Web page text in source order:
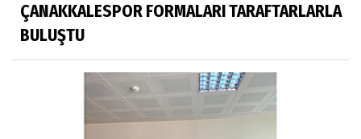
ÇANAKKALESPOR FORMALARI TARAFTARLARLA
BULUŞTU